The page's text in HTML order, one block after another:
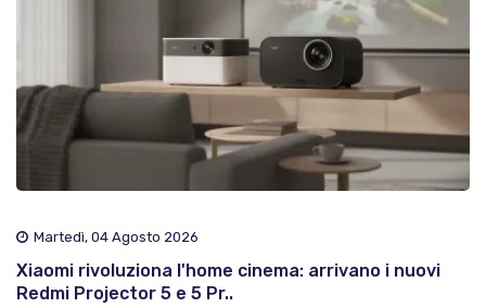
Martedì, 04 Agosto 2026
Xiaomi rivoluziona l'home cinema: arrivano i nuovi
Redmi Projector 5 e 5 Pr..